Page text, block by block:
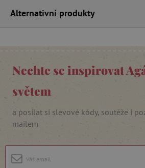
Alternativní produkty
Nechte se inspirovat
světem
a posílat si slevové kódy, soutěže i
mailem